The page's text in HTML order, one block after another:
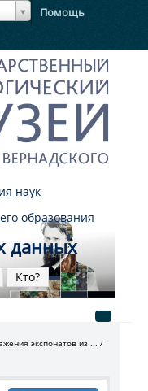
Помощь
наук
образования
данных
Кто?
экспонатов из ...